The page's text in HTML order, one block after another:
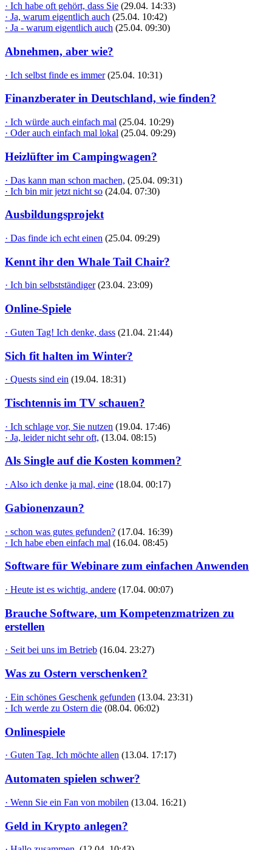
· Ich habe oft gehört, dass Sie (29.04. 14:33)
· Ja, warum eigentlich auch (25.04. 10:42)
· Ja - warum eigentlich auch (25.04. 09:30)
Abnehmen, aber wie?
· Ich selbst finde es immer (25.04. 10:31)
Finanzberater in Deutschland, wie finden?
· Ich würde auch einfach mal (25.04. 10:29)
· Oder auch einfach mal lokal (25.04. 09:29)
Heizlüfter im Campingwagen?
· Das kann man schon machen, (25.04. 09:31)
· Ich bin mir jetzt nicht so (24.04. 07:30)
Ausbildungsprojekt
· Das finde ich echt einen (25.04. 09:29)
Kennt ihr den Whale Tail Chair?
· Ich bin selbstständiger (23.04. 23:09)
Online-Spiele
· Guten Tag! Ich denke, dass (21.04. 21:44)
Sich fit halten im Winter?
· Quests sind ein (19.04. 18:31)
Tischtennis im TV schauen?
· Ich schlage vor, Sie nutzen (19.04. 17:46)
· Ja, leider nicht sehr oft, (13.04. 08:15)
Als Single auf die Kosten kommen?
· Also ich denke ja mal, eine (18.04. 00:17)
Gabionenzaun?
· schon was gutes gefunden? (17.04. 16:39)
· Ich habe eben einfach mal (16.04. 08:45)
Software für Webinare zum einfachen Anwenden
· Heute ist es wichtig, andere (17.04. 00:07)
Brauche Software, um Kompetenzmatrizen zu
erstellen
· Seit bei uns im Betrieb (16.04. 23:27)
Was zu Ostern verschenken?
· Ein schönes Geschenk gefunden (13.04. 23:31)
· Ich werde zu Ostern die (08.04. 06:02)
Onlinespiele
· Guten Tag. Ich möchte allen (13.04. 17:17)
Automaten spielen schwer?
· Wenn Sie ein Fan von mobilen (13.04. 16:21)
Geld in Krypto anlegen?